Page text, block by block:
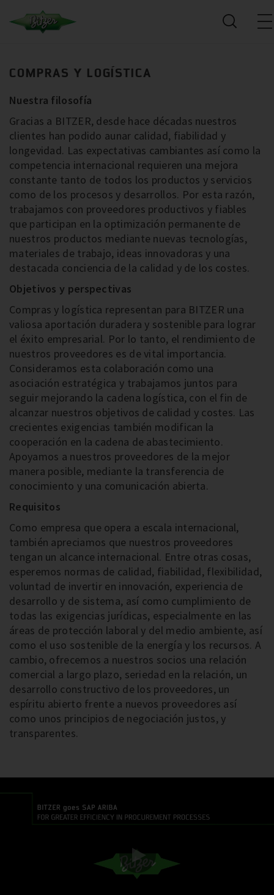
COMPRAS Y LOGÍSTICA
Nuestra filosofía
Gracias a BITZER, desde hace décadas nuestros
clientes han podido aunar calidad, fiabilidad y
longevidad. Las expectativas cambiantes así como la
competencia internacional requieren una mejora
constante tanto de todos los productos y servicios
como de los procesos y desarrollos. Por esta razón,
trabajamos con proveedores productivos y fiables
que participan en la optimización permanente de
nuestros productos mediante nuevas tecnologías,
materiales de trabajo, ideas innovadoras y una
destacada conciencia de la calidad y de los costes.
Objetivos y perspectivas
Compras y logística representan para BITZER una
valiosa aportación duradera y sostenible para lograr
el éxito empresarial. Por lo tanto, el rendimiento de
nuestros proveedores es de vital importancia.
Consideramos esta colaboración como una
asociación estratégica y trabajamos juntos para
seguir mejorando la cadena logística, con el fin de
alcanzar nuestros objetivos de calidad y costes. Las
crecientes exigencias también modifican la
cooperación en la cadena de abastecimiento.
Apoyamos a nuestros proveedores de la mejor
manera posible, mediante la transferencia de
conocimiento y una comunicación abierta.
Requisitos
Como empresa que opera a escala internacional,
también apreciamos que nuestros proveedores
tengan un alcance internacional. Entre otras cosas,
esperemos normas de calidad, fiabilidad, flexibilidad,
voluntad de invertir en innovación, experiencia de
desarrollo y de sistema, así como cumplimiento de
todas las exigencias jurídicas, especialmente en las
áreas de protección laboral y del medio ambiente, así
como el uso sostenible de la energía y los recursos. A
cambio, ofrecemos a nuestros socios una relación
comercial a largo plazo, seriedad en la relación, un
desarrollo constructivo de los proveedores, un
espíritu abierto frente a nuevos proveedores así
como unos principios de negociación justos, y
transparentes.